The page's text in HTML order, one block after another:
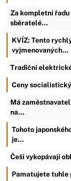
Za kompletní
sběratelé…
KVÍZ: Tento
vyjmenovaných…
Tradiční
Ceny
Má
na…
Tohoto
je…
Češi vykopávají
Pamatujete tuhle